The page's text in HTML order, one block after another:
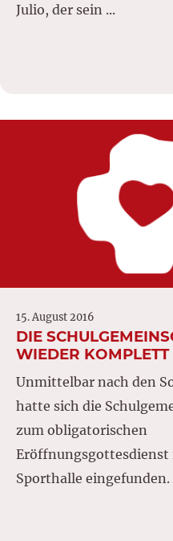
Julio, der sein ...
15. August 2016
DIE
WIEDER KOMPLETT
Unmittelbar nach den
hatte sich die
zum obligatorischen
Eröffnungsgottesdienst
Sporthalle eingefunden.